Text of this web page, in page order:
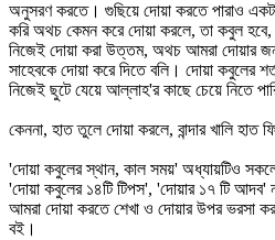
অনুসরণ করতে। গুছিয়ে দোয়া করতে পারাও
করি অথচ কেমন করে দোয়া করলে, তা কবুল
নিজেই দোয়া করা উত্তম, অথচ আমরা দোয়ার
সাহেবকে দোয়া করে দিতে বলি। দোয়া কবুলের
নিজেই ছুটে যেয়ে আল্লাহ'র কাছে চেয়ে নিতে
কেননা, হাত তুলে দোয়া করলে, বান্দার খালি হাত
'দোয়া কবুলের স্থান, কাল সময়' অধ্যায়টিও
'দোয়া কবুলের ১৪টি টিপস', 'দোয়ার ১৭ টি
আমরা দোয়া করতে শেখা ও দোয়ার উপর ভরসা
বই।